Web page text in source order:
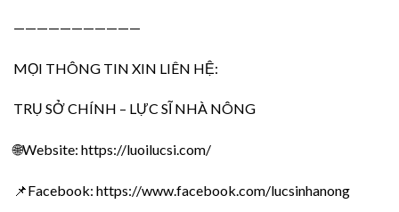
———————————
MỌI THÔNG TIN XIN LIÊN HỆ:
TRỤ SỞ CHÍNH – LỰC SĨ NHÀ NÔNG
🌐Website: https://luoilucsi.com/
📌Facebook: https://www.facebook.com/lucsinhanong